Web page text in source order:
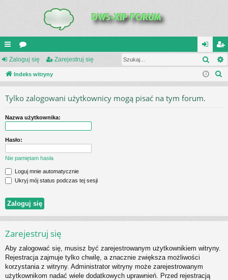
UI
C
_L
IN
S
or
a
al
og
ar
ej
Zaloguj się Zarejestruj się
Indeks witryny
Tylko zalogowani użytkownicy mogą pisać na tym forum.
Nazwa użytkownika:
Hasło:
Nie pamiętam hasła
Loguj mnie automatycznie
Ukryj mój status podczas tej sesji
Zarejestruj się
Aby zalogować się, musisz być zarejestrowanym użytkownikiem witryny.
Rejestracja zajmuje tylko chwilę, a znacznie zwiększa możliwości
korzystania z witryny. Administrator witryny może zarejestrowanym
użytkownikom nadać wiele dodatkowych uprawnień. Przed rejestracją